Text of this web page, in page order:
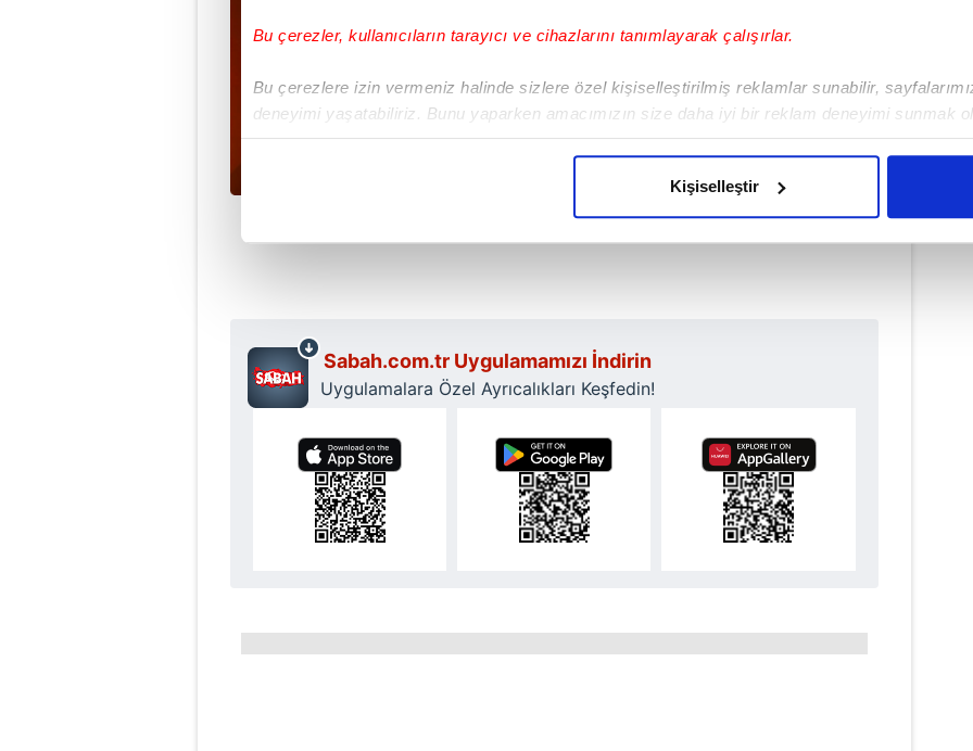
Bu çerezler, kullanıcıların tarayıcı ve cihazlarını tanımlayarak çalışırlar.
Bu çerezlere izin vermeniz halinde sizlere özel kişiselleştirilmiş reklamlar sunabilir,
deneyimi yaşatabiliriz. Bunu yaparken amacımızın size daha iyi bir reklam deneyimi sunmak
içerikleri sunabilmek adına elimizden gelen çabayı gösterdiğimizi ve bu noktada, reklamların
noktasında tek gelir kalemimiz olduğunu sizlere hatırlatmak isteriz.
Her halükârda, kullanıcılar, bu çerezlere izin vermedikleri takdirde, kullanıcılara hedefli
reklam/pazarlama faaliyetlerinin yapılması, amaçlarıyla sınırlı olarak açık rızanız dahilinde
Çerezlere ilişkin tercihlerinizi aşağıda yer alan panel vasıtasıyla belirleyebilirsiniz. Çerezlere
6698 sayılı Kişisel Verilerin Korunması Kanunu uyarınca hazırlanmış Aydınlatma Metnimizi
mevzuata uygun olarak kullanılan çerezlerle ilgili bilgi almak için lütfentıklayınız
Kişiselleştir
Sabah.com.tr Uygulamamızı İndirin
Uygulamalara Özel Ayrıcalıkları Keşfedin!